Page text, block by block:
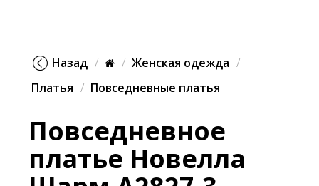
Назад
Женская одежда
Платья
Повседневные платья
Повседневное
платье Новелла